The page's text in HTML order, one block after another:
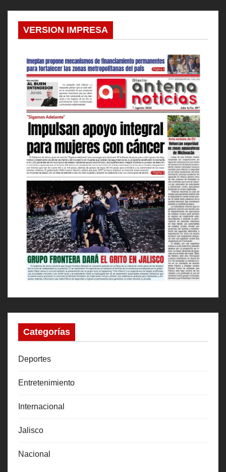
VERSION IMPRESA
Categorías
Deportes
Entretenimiento
Internacional
Jalisco
Nacional